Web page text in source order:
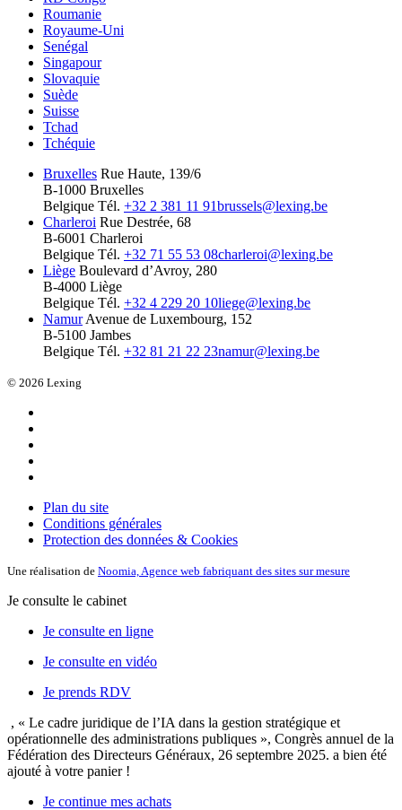
Roumanie
Royaume-Uni
Senégal
Singapour
Slovaquie
Suède
Suisse
Tchad
Tchéquie
Bruxelles Rue Haute, 139/6
B-1000 Bruxelles
Belgique Tél. +32 2 381 11 91brussels@lexing.be
Charleroi Rue Destrée, 68
B-6001 Charleroi
Belgique Tél. +32 71 55 53 08charleroi@lexing.be
Liège Boulevard d’Avroy, 280
B-4000 Liège
Belgique Tél. +32 4 229 20 10liege@lexing.be
Namur Avenue de Luxembourg, 152
B-5100 Jambes
Belgique Tél. +32 81 21 22 23namur@lexing.be
© 2026 Lexing
Plan du site
Conditions générales
Protection des données & Cookies
Une réalisation de Noomia, Agence web fabriquant des sites sur mesure
Je consulte le cabinet
Je consulte en ligne
Je consulte en vidéo
Je prends RDV
, « Le cadre juridique de l’IA dans la gestion stratégique et
opérationnelle des administrations publiques », Congrès annuel de la
Fédération des Directeurs Généraux, 26 septembre 2025. a bien été
ajouté à votre panier !
Je continue mes achats